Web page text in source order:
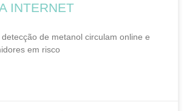
INTERNET
de metanol circulam online e
em risco